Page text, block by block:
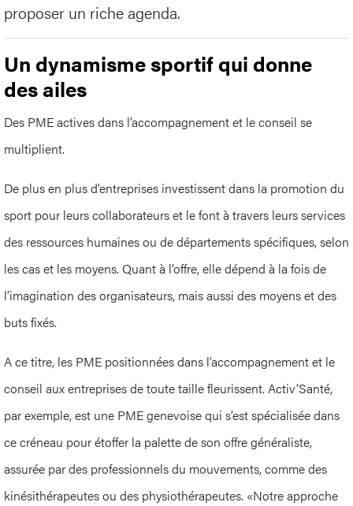
proposer un riche agenda.
Un dynamisme sportif qui donne
des ailes
Des PME actives dans l’accompagnement et le conseil se
multiplient.
De plus en plus d’entreprises investissent dans la promotion du
sport pour leurs collaborateurs et le font à travers leurs services
des ressources humaines ou de départements spécifiques, selon
les cas et les moyens. Quant à l’offre, elle dépend à la fois de
l’imagination des organisateurs, mais aussi des moyens et des
buts fixés.
A ce titre, les PME positionnées dans l’accompagnement et le
conseil aux entreprises de toute taille fleurissent. Activ’Santé,
par exemple, est une PME genevoise qui s’est spécialisée dans
ce créneau pour étoffer la palette de son offre généraliste,
assurée par des professionnels du mouvements, comme des
kinésithérapeutes ou des physiothérapeutes. «Notre approche